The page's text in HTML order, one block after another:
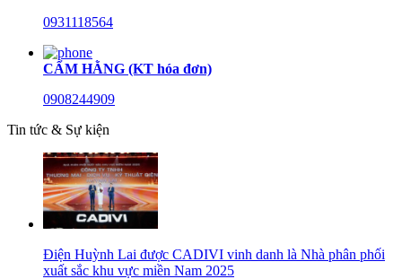
0931118564
CẨM HẰNG (KT hóa đơn)
0908244909
Tin tức & Sự kiện
Điện Huỳnh Lai được CADIVI vinh danh là Nhà phân phối
xuất sắc khu vực miền Nam 2025